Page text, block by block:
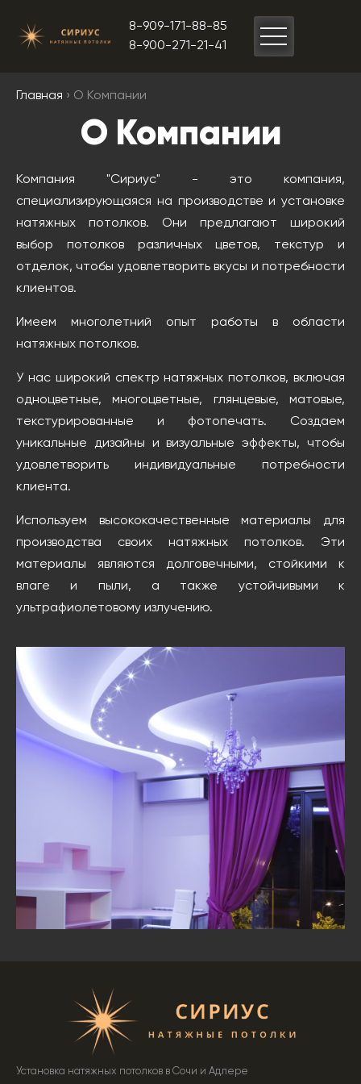
8-909-171-88-85
8-900-271-21-41
Главная › О Компании
О Компании
Компания "Сириус" - это компания,
специализирующаяся на производстве и установке
натяжных потолков. Они предлагают широкий
выбор потолков различных цветов, текстур и
отделок, чтобы удовлетворить вкусы и потребности
клиентов.
Имеем многолетний опыт работы в области
натяжных потолков.
У нас широкий спектр натяжных потолков, включая
одноцветные, многоцветные, глянцевые, матовые,
текстурированные и фотопечать. Создаем
уникальные дизайны и визуальные эффекты, чтобы
удовлетворить индивидуальные потребности
клиента.
Используем высококачественные материалы для
производства своих натяжных потолков. Эти
материалы являются долговечными, стойкими к
влаге и пыли, а также устойчивыми к
ультрафиолетовому излучению.
Установка натяжных потолков в Сочи и Адлере